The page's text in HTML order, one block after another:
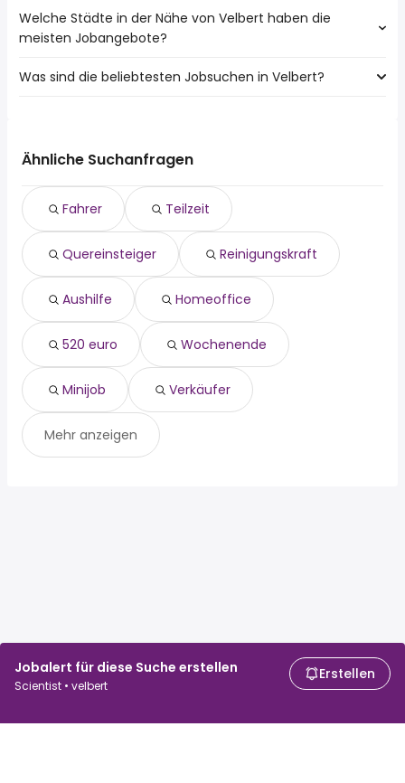
Jobalert für diese Suche erstellen
Scientist • velbert
Erstellen
Städte in der Nähe von Velbert mit den meisten scientist
Jobs:
Essen
Gelsenkirchen
Mülheim An Der Ruhr
Solingen
Herne
Welche Städte in der Nähe von Velbert haben die
meisten Jobangebote?
10 Städte in der Nähe von Velbert mit den meisten
Duisburg
Wuppertal
Gelsenkirchen
Oberhausen
Mülheim An Der Ruhr
Solingen
Was sind die beliebtesten Jobsuchen in Velbert?
teilzeit
reinigungskraft
aushilfe
homeoffice
520 euro
wochenende
minijob
Ähnliche Suchanfragen
Fahrer Teilzeit
Quereinsteiger Reinigungskraft
Aushilfe Homeoffice
520 euro Wochenende
Minijob Verkäufer
Mehr anzeigen